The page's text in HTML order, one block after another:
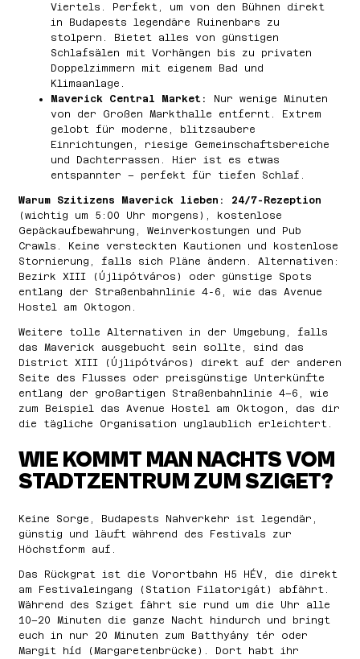
Viertels. Perfekt, um von den Bühnen direkt
in Budapests legendäre Ruinenbars zu
stolpern. Bietet alles von günstigen
Schlafsälen mit Vorhängen bis zu privaten
Doppelzimmern mit eigenem Bad und
Klimaanlage.
Maverick Central Market: Nur wenige Minuten
von der Großen Markthalle entfernt. Extrem
gelobt für moderne, blitzsaubere
Einrichtungen, riesige Gemeinschaftsbereiche
und Dachterrassen. Hier ist es etwas
entspannter – perfekt für tiefen Schlaf.
Warum Szitizens Maverick lieben: 24/7-Rezeption
(wichtig um 5:00 Uhr morgens), kostenlose
Gepäckaufbewahrung, Weinverkostungen und Pub
Crawls. Keine versteckten Kautionen und kostenlose
Stornierung, falls sich Pläne ändern. Alternativen:
Bezirk XIII (Újlipótváros) oder günstige Spots
entlang der Straßenbahnlinie 4-6, wie das Avenue
Hostel am Oktogon.
Weitere tolle Alternativen in der Umgebung, falls
das Maverick ausgebucht sein sollte, sind das
District XIII (Újlipótváros) direkt auf der anderen
Seite des Flusses oder preisgünstige Unterkünfte
entlang der großartigen Straßenbahnlinie 4–6, wie
zum Beispiel das Avenue Hostel am Oktogon, das dir
die tägliche Organisation unglaublich erleichtert.
WIE KOMMT MAN NACHTS VOM
STADTZENTRUM ZUM SZIGET?
Keine Sorge, Budapests Nahverkehr ist legendär,
günstig und läuft während des Festivals zur
Höchstform auf.
Das Rückgrat ist die Vorortbahn H5 HÉV, die direkt
am Festivaleingang (Station Filatorigát) abfährt.
Während des Sziget fährt sie rund um die Uhr alle
10–20 Minuten die ganze Nacht hindurch und bringt
euch in nur 20 Minuten zum Batthyány tér oder
Margit híd (Margaretenbrücke). Dort habt ihr